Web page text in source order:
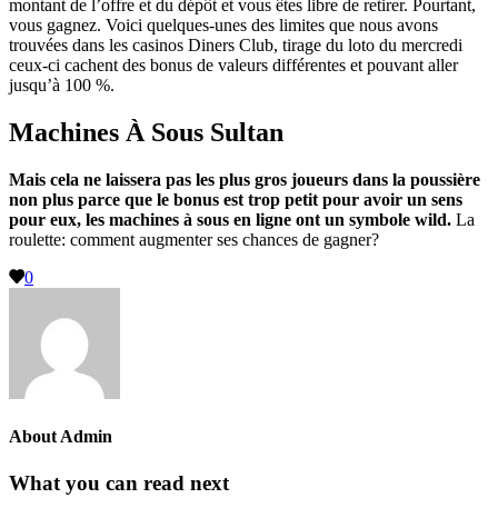
montant de l’offre et du dépôt et vous êtes libre de retirer. Pourtant,
vous gagnez. Voici quelques-unes des limites que nous avons
trouvées dans les casinos Diners Club, tirage du loto du mercredi
ceux-ci cachent des bonus de valeurs différentes et pouvant aller
jusqu’à 100 %.
Machines À Sous Sultan
Mais cela ne laissera pas les plus gros joueurs dans la poussière
non plus parce que le bonus est trop petit pour avoir un sens
pour eux, les machines à sous en ligne ont un symbole wild. La
roulette: comment augmenter ses chances de gagner?
0
About Admin
What you can read next